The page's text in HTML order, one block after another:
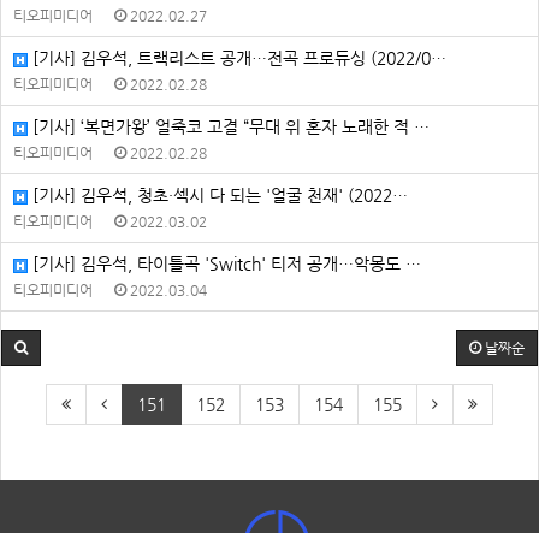
티오피미디어 2022.02.27
[기사] 김우석, 트랙리스트 공개…전곡 프로듀싱 (2022/0…
티오피미디어 2022.02.28
[기사] ‘복면가왕’ 얼죽코 고결 “무대 위 혼자 노래한 적 …
티오피미디어 2022.02.28
[기사] 김우석, 청초·섹시 다 되는 '얼굴 천재' (2022…
티오피미디어 2022.03.02
[기사] 김우석, 타이틀곡 'Switch' 티저 공개…악몽도 …
티오피미디어 2022.03.04
날짜순
151 152 153 154 155